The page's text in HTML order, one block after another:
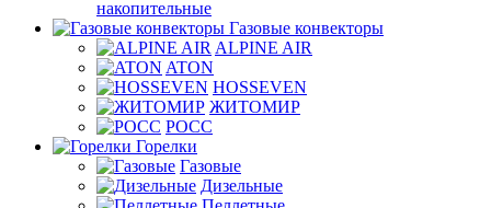
накопительные
Газовые конвекторы
ALPINE AIR
ATON
HOSSEVEN
ЖИТОМИР
РОСС
Горелки
Газовые
Дизельные